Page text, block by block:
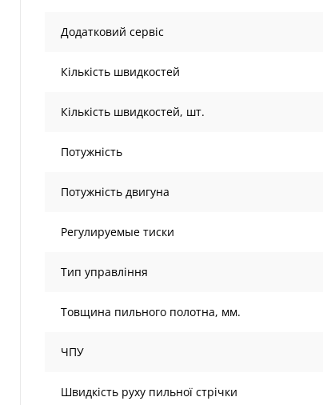
Додатковий сервіс
Кількість швидкостей
Кількість швидкостей, шт.
Потужність
Потужність двигуна
Регулируемые тиски
Тип управління
Товщина пильного полотна, мм.
ЧПУ
Швидкість руху пильної стрічки